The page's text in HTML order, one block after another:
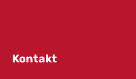
Kontakt